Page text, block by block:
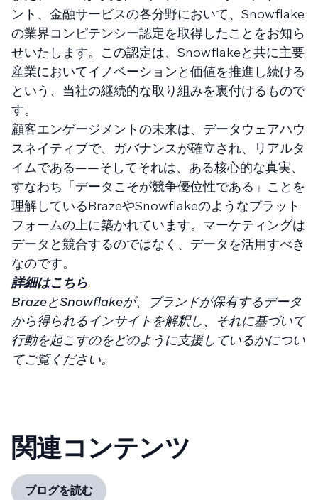
ント、金融サービスの各分野において、Snowflake
の業界コンピテンシー認定を取得したことをお知ら
せいたします。この認定は、Snowflakeと共に主要
産業においてイノベーションと価値を推進し続ける
という、当社の継続的な取り組みを裏付けるもので
す。
顧客エンゲージメントの未来は、データウェアハウ
スネイティブで、ガバナンスが確立され、リアルタ
イムである——そしてそれは、ある核心的な真実、
すなわち「データこそが競争優位性である」ことを
理解しているBrazeやSnowflakeのようなプラット
フォームの上に築かれています。マーケティングは
データと競合するのではなく、データを活用すべき
なのです。
詳細はこちら
BrazeとSnowflakeが、ブランドが保有するデータ
から得られるインサイトを解釈し、それに基づいて
行動を起こすのをどのように支援しているかについ
てご覧ください。
関連コンテンツ
ブログを読む